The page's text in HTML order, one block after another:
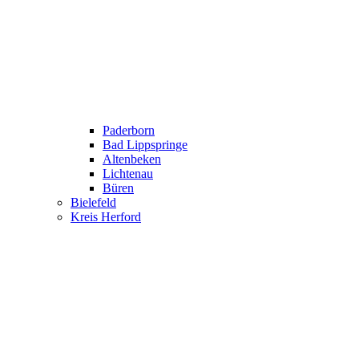
Paderborn
Bad Lippspringe
Altenbeken
Lichtenau
Büren
Bielefeld
Kreis Herford